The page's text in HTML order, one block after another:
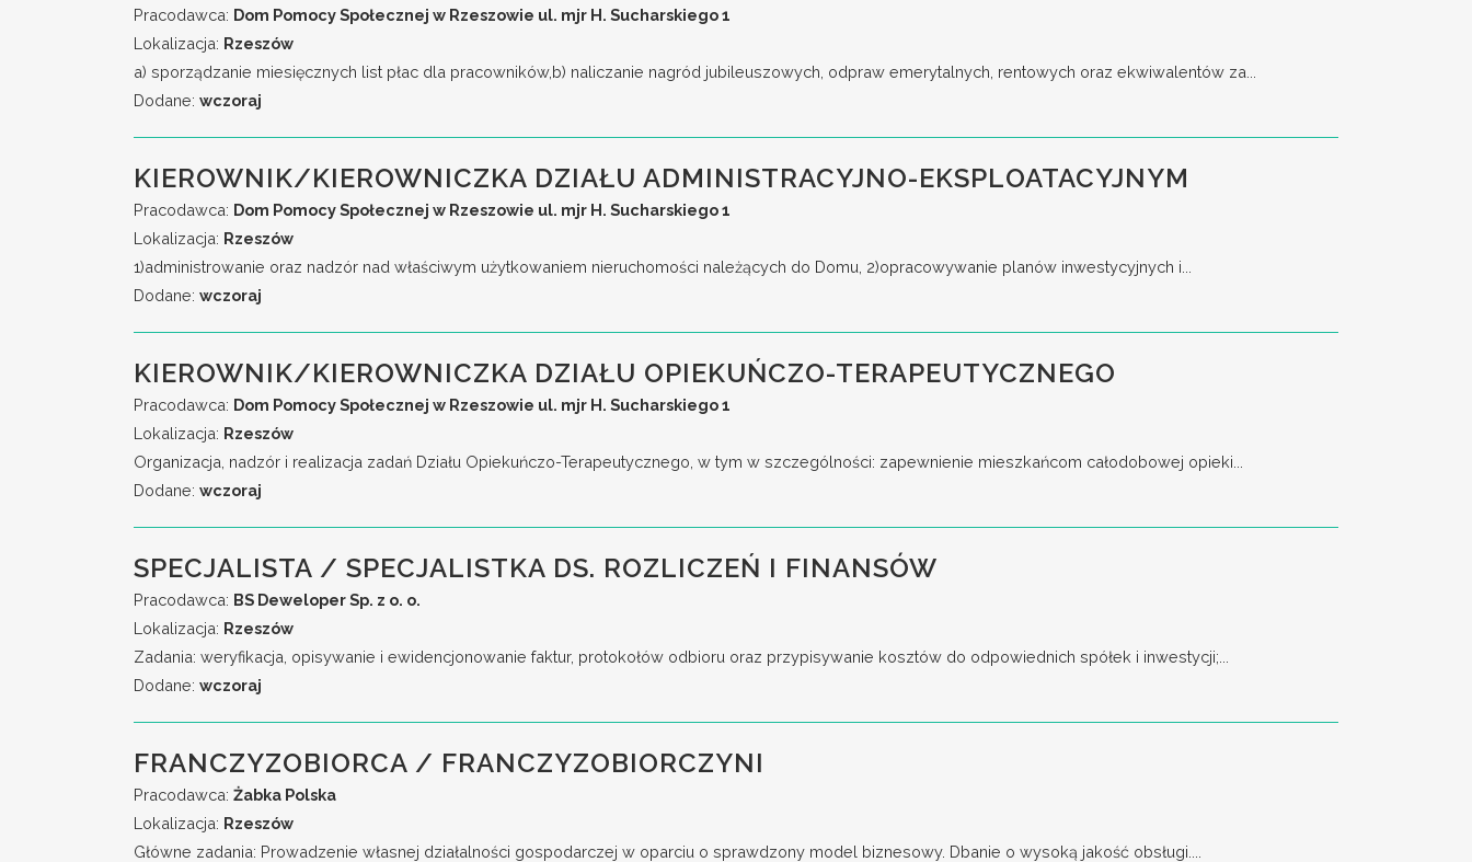
Pracodawca: Dom Pomocy Społecznej w Rzeszowie ul. mjr H. Sucharskiego 1
Lokalizacja: Rzeszów
a) sporządzanie miesięcznych list płac dla pracowników,b) naliczanie nagród jubileuszowych, odpraw emerytalnych, rentowych oraz ekwiwalentów za...
Dodane: wczoraj
KIEROWNIK/KIEROWNICZKA DZIAŁU ADMINISTRACYJNO-EKSPLOATACYJNYM
Pracodawca: Dom Pomocy Społecznej w Rzeszowie ul. mjr H. Sucharskiego 1
Lokalizacja: Rzeszów
1)administrowanie oraz nadzór nad właściwym użytkowaniem nieruchomości należących do Domu, 2)opracowywanie planów inwestycyjnych i...
Dodane: wczoraj
KIEROWNIK/KIEROWNICZKA DZIAŁU OPIEKUŃCZO-TERAPEUTYCZNEGO
Pracodawca: Dom Pomocy Społecznej w Rzeszowie ul. mjr H. Sucharskiego 1
Lokalizacja: Rzeszów
Organizacja, nadzór i realizacja zadań Działu Opiekuńczo-Terapeutycznego, w tym w szczególności: zapewnienie mieszkańcom całodobowej opieki...
Dodane: wczoraj
SPECJALISTA / SPECJALISTKA DS. ROZLICZEŃ I FINANSÓW
Pracodawca: BS Deweloper Sp. z o. o.
Lokalizacja: Rzeszów
Zadania: weryfikacja, opisywanie i ewidencjonowanie faktur, protokołów odbioru oraz przypisywanie kosztów do odpowiednich spółek i inwestycji;...
Dodane: wczoraj
FRANCZYZOBIORCA / FRANCZYZOBIORCZYNI
Pracodawca: Żabka Polska
Lokalizacja: Rzeszów
Główne zadania: Prowadzenie własnej działalności gospodarczej w oparciu o sprawdzony model biznesowy. Dbanie o wysoką jakość obsługi....